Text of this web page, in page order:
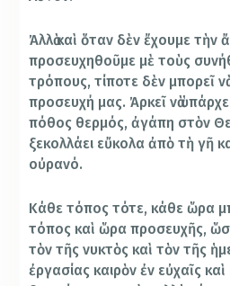
Ἀλλὰ καὶ ὅταν δὲν ἔχουμε τὴν
προσευχηθοῦμε μὲ τοὺς
τρόπους, τίποτε δὲν μπορεῖ
προσευχή μας. Ἀρκεῖ νὰ
πόθος θερμός, ἀγάπη στὸν
ξεκολλάει εὔκολα ἀπὸ τὴ γῆ
οὐρανό.
Κάθε τόπος τότε, κάθε ὥρα
τόπος καὶ ὥρα προσευχῆς,
τὸν τῆς νυκτὸς καὶ τὸν τῆς
ἐργασίας καιρὸν ἐν εὐχαῖς καὶ